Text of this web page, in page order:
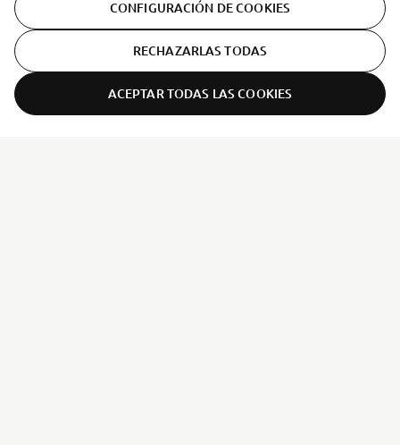
CONFIGURACIÓN DE COOKIES
RECHAZARLAS TODAS
ACEPTAR TODAS LAS COOKIES